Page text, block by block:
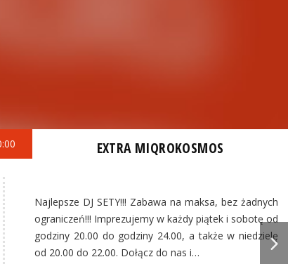
EXTRA MIQROKOSMOS
Najlepsze DJ SETY!!! Zabawa na maksa, bez żadnych
ograniczeń!!! Imprezujemy w każdy piątek i sobotę od
godziny 20.00 do godziny 24.00, a także w niedzielę
od 20.00 do 22.00. Dołącz do nas i…